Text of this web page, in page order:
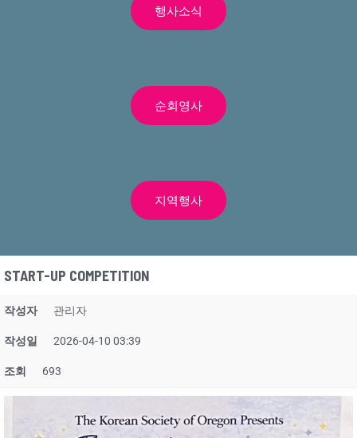
행사소식
순회영사
지역행사
START-UP COMPETITION
작성자 관리자
작성일 2026-04-10 03:39
조회 693